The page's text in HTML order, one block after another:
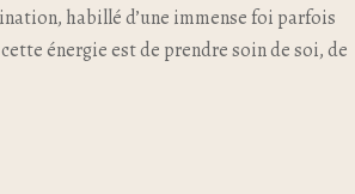
habillé d’une immense foi parfois
énergie est de prendre soin de soi, de